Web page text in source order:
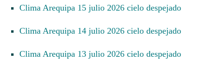
Clima Arequipa 15 julio 2026 cielo despejado
Clima Arequipa 14 julio 2026 cielo despejado
Clima Arequipa 13 julio 2026 cielo despejado